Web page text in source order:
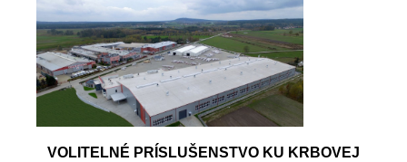
VOLITELNÉ PRÍSLUŠENSTVO KU KRBOVEJ